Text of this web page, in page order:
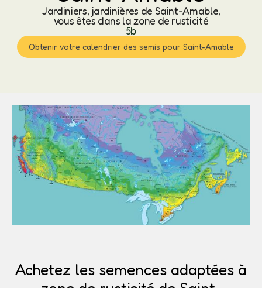
Jardiniers, jardinières de Saint-Amable,
vous êtes dans la zone de rusticité
5b
Obtenir votre calendrier des semis pour Saint-Amable
Achetez les semences adaptées à